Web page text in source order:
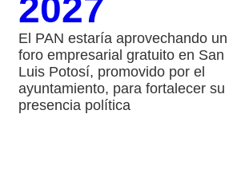
2027
El PAN estaría aprovechando un
foro empresarial gratuito en San
Luis Potosí, promovido por el
ayuntamiento, para fortalecer su
presencia política